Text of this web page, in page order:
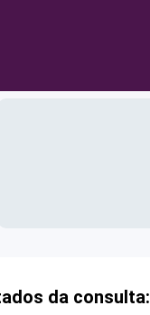
da consulta: